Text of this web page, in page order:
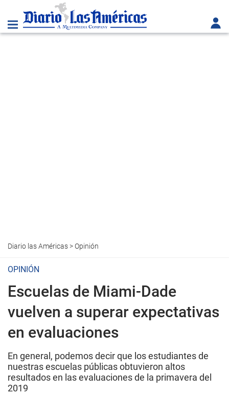
Diario las Américas>Opinión
OPINIÓN
Escuelas de Miami-Dade
vuelven a superar expectativas
en evaluaciones
En general, podemos decir que los estudiantes de
nuestras escuelas públicas obtuvieron altos
resultados en las evaluaciones de la primavera del
2019